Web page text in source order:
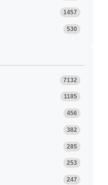
1457
530
7132
1185
456
382
285
253
247